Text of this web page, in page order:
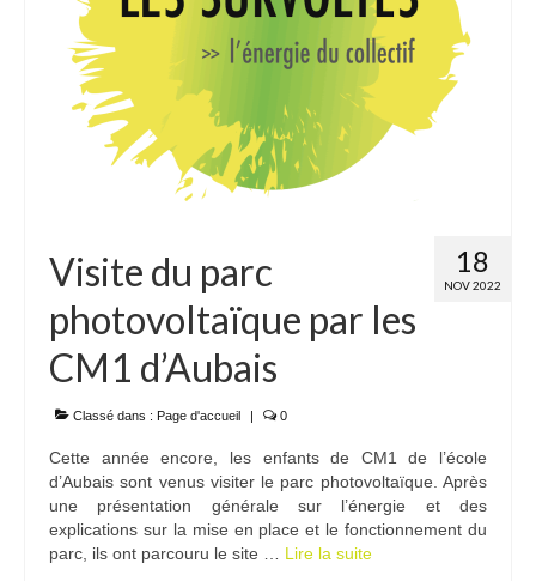
18
NOV 2022
Visite du parc
photovoltaïque par les
CM1 d’Aubais
Classé dans : Page d'accueil | 0
Cette année encore, les enfants de CM1 de l’école
d’Aubais sont venus visiter le parc photovoltaïque. Après
une présentation générale sur l’énergie et des
explications sur la mise en place et le fonctionnement du
parc, ils ont parcouru le site … Lire la suite­­